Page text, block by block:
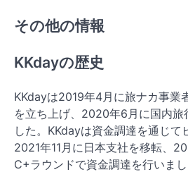
その他の情報
KKdayの歴史
KKdayは2019年4月に旅ナカ事業
を立ち上げ、2020年6月に国内旅
した。KKdayは資金調達を通じて
2021年11月に日本支社を移転、
C+ラウンドで資金調達を行いま